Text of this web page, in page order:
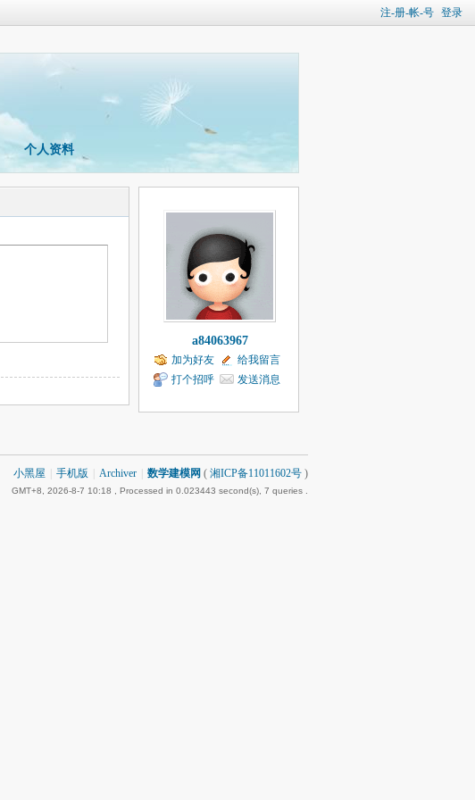
注-册-帐-号 登录
个人资料
a84063967
加为好友
给我留言
打个招呼
发送消息
小黑屋 手机版 Archiver 数学建模网 ( 湘ICP备11011602号 )
GMT+8, 2026-8-7 10:18 , Processed in 0.023443 second(s), 7 queries .